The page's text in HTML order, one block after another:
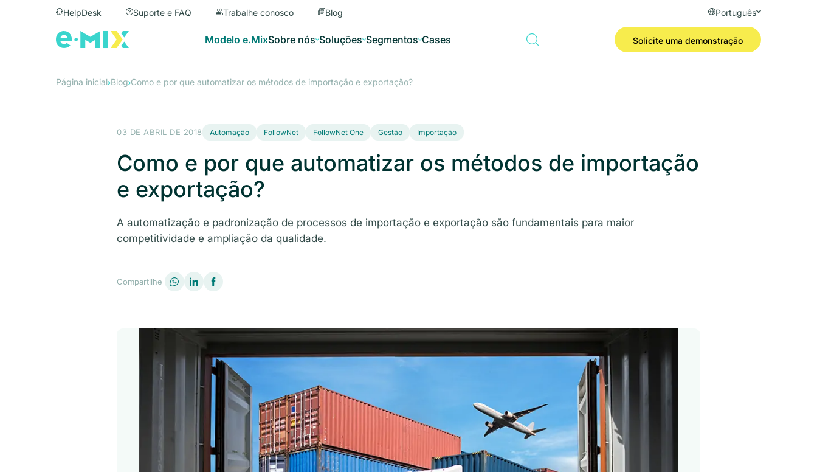
HelpDesk Suporte e FAQ Trabalhe conosco Blog Português
Modelo e.MixSobre nós Soluções Segmentos Cases Solicite uma demonstração
Página inicial Blog Como e por que automatizar os métodos de importação e exportação?
03 DE ABRIL DE 2018 Automação FollowNet FollowNet One Gestão Importação
Como e por que automatizar os métodos de importação
e exportação?
A automatização e padronização de processos de importação e exportação são fundamentais para maior
competitividade e ampliação da qualidade.
Compartilhe